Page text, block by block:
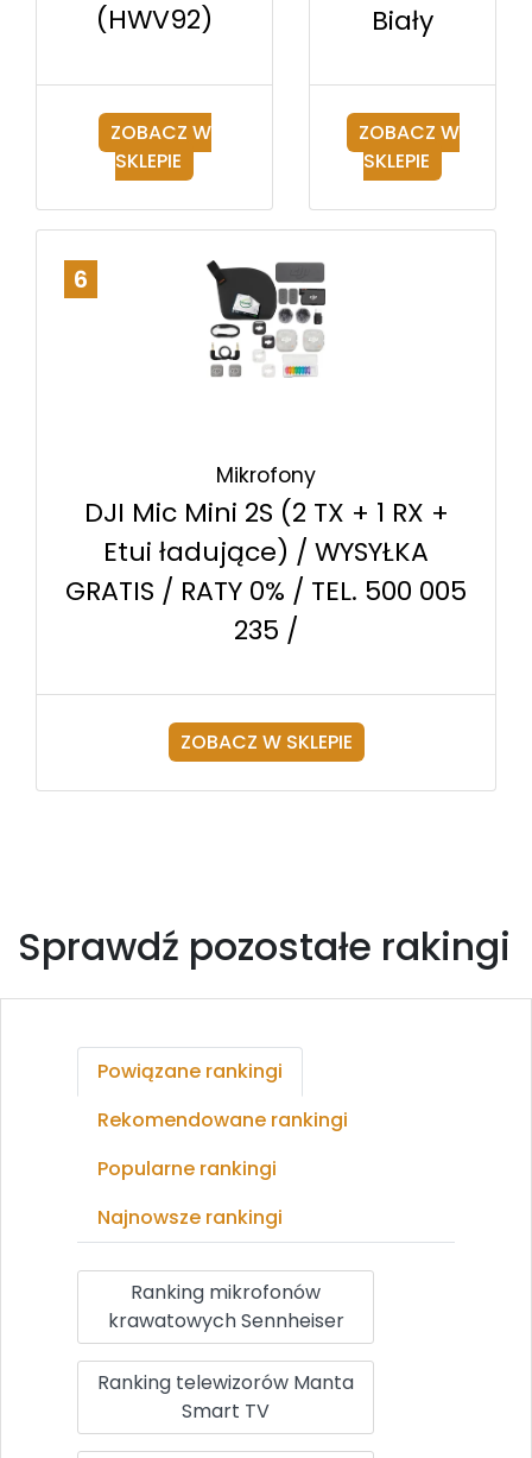
(HWV92)
ZOBACZ W
SKLEPIE
Biały
ZOBACZ W
SKLEPIE
6
Mikrofony
DJI Mic Mini 2S (2 TX + 1 RX +
Etui ładujące) / WYSYŁKA
GRATIS / RATY 0% / TEL. 500 005
235 /
ZOBACZ W SKLEPIE
Sprawdź pozostałe rakingi
Powiązane rankingi
Rekomendowane rankingi
Popularne rankingi
Najnowsze rankingi
Ranking mikrofonów
krawatowych Sennheiser
Ranking telewizorów Manta
Smart TV